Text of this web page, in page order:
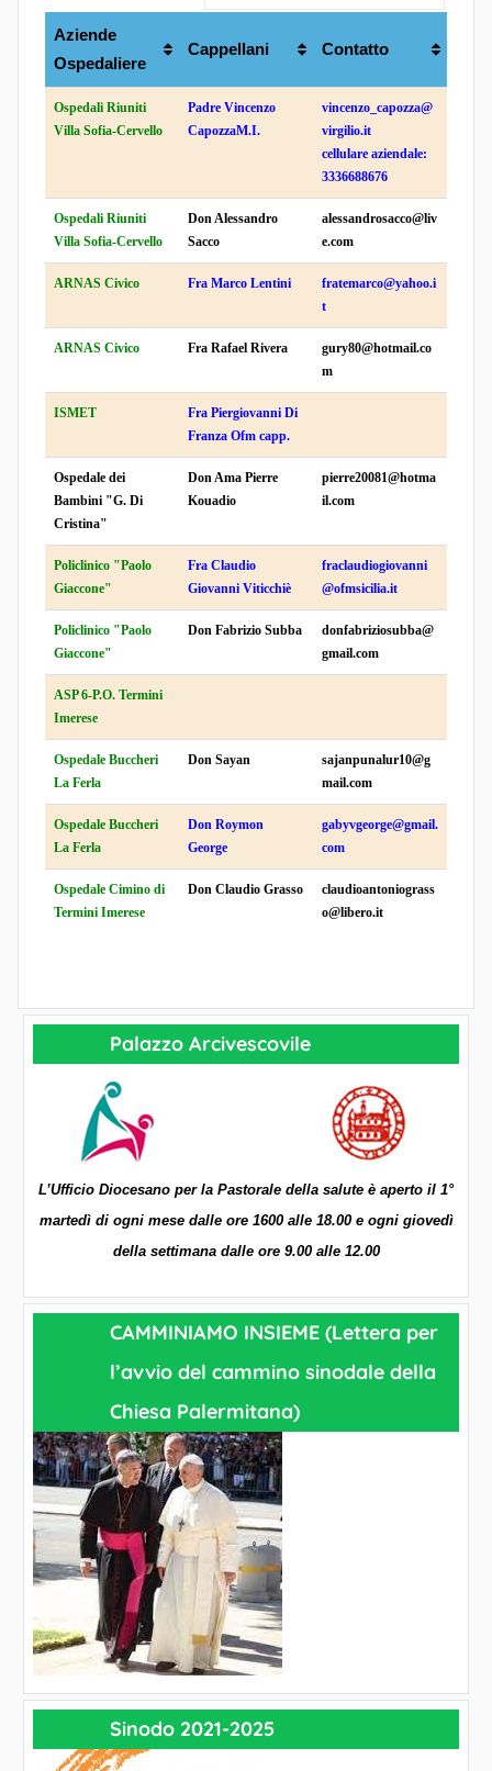
Aziende
Ospedaliere
Cappellani Contatto
Ospedali Riuniti
Villa Sofia-Cervello
Padre Vincenzo
CapozzaM.I.
vincenzo_capozza@
virgilio.it
cellulare aziendale:
3336688676
Ospedali Riuniti
Villa Sofia-Cervello
Don Alessandro
Sacco
alessandrosacco@liv
e.com
ARNAS Civico Fra Marco Lentini
fratemarco@yahoo.i
t
ARNAS Civico Fra Rafael Rivera
gury80@hotmail.co
m
ISMET
Fra Piergiovanni Di
Franza Ofm capp.
Ospedale dei
Bambini "G. Di
Cristina"
Don Ama Pierre
Kouadio
pierre20081@hotma
il.com
Policlinico "Paolo
Giaccone"
Fra Claudio
Giovanni Viticchiè
fraclaudiogiovanni
@ofmsicilia.it
Policlinico "Paolo
Giaccone"
Don Fabrizio Subba
donfabriziosubba@
gmail.com
ASP 6-P.O. Termini
Imerese
Ospedale Buccheri
La Ferla
Don Sayan
sajanpunalur10@g
mail.com
Ospedale Buccheri
La Ferla
Don Roymon
George
gabyvgeorge@gmail.
com
Ospedale Cimino di
Termini Imerese
Don Claudio Grasso
claudioantoniograss
o@libero.it
Palazzo Arcivescovile
L’Ufficio Diocesano per la Pastorale della salute è aperto il 1°
martedì di ogni mese dalle ore 1600 alle 18.00 e ogni giovedì
della settimana dalle ore 9.00 alle 12.00
CAMMINIAMO INSIEME (Lettera per
l’avvio del cammino sinodale della
Chiesa Palermitana)
Sinodo 2021-2025